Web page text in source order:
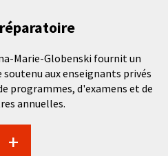
Marie-Globenski fournit un
aux enseignants privés
programmes, d'examens et de
annuelles.
+